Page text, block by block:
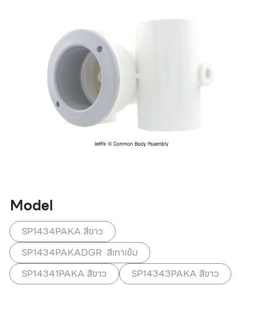
Model
SP1434PAKA สีขาว
SP1434PAKADGR สีเทาเข้ม
SP14341PAKA สีขาว
SP14343PAKA สีขาว